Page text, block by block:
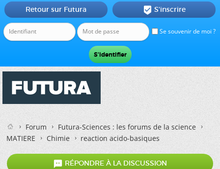
Se souvenir de moi ?
Retour sur Futura  S'inscrire
Forum
Futura-Sciences : les forums de la science
MATIERE
Chimie reaction acido-basiques
 RÉPONDRE À LA DISCUSSION